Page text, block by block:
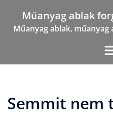
content
Műanyag ablak
Műanyag ablak,
Semmit nem